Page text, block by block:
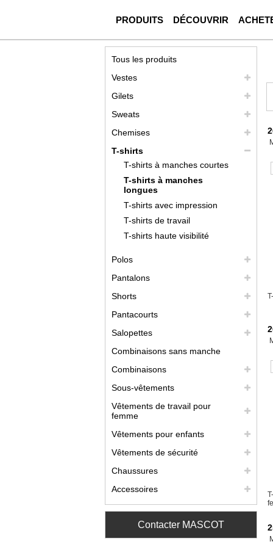
PRODUITS DÉCOUVRIR
Tous les produits
Vestes
Gilets
Sweats
Chemises
T-shirts
T-shirts à manches courtes
T-shirts à manches
longues
T-shirts avec impression
T-shirts de travail
T-shirts haute visibilité
Polos
Pantalons
Shorts
Pantacourts
Salopettes
Combinaisons sans manche
Combinaisons
Sous-vêtements
Vêtements de travail pour
femme
Vêtements pour enfants
Vêtements de sécurité
Chaussures
Accessoires
Contacter MASCOT